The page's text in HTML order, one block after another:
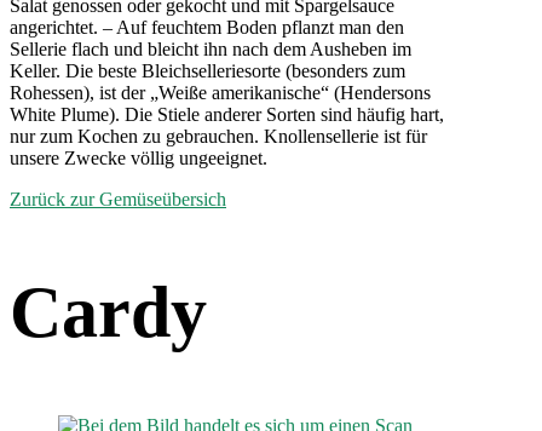
Salat genossen oder gekocht und mit Spargelsauce
angerichtet. – Auf feuchtem Boden pflanzt man den
Sellerie flach und bleicht ihn nach dem Ausheben im
Keller. Die beste Bleichselleriesorte (besonders zum
Rohessen), ist der „Weiße amerikanische“ (Hendersons
White Plume). Die Stiele anderer Sorten sind häufig hart,
nur zum Kochen zu gebrauchen. Knollensellerie ist für
unsere Zwecke völlig ungeeignet.
Zurück zur Gemüseübersich
Cardy